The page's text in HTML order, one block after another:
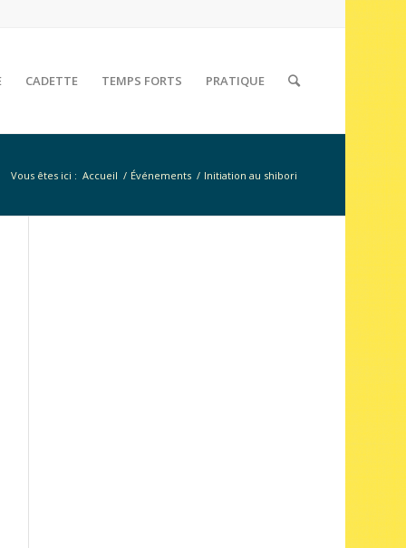
CADETTE TEMPS FORTS PRATIQUE
Vous êtes ici : Accueil / Événements / Initiation au shibori